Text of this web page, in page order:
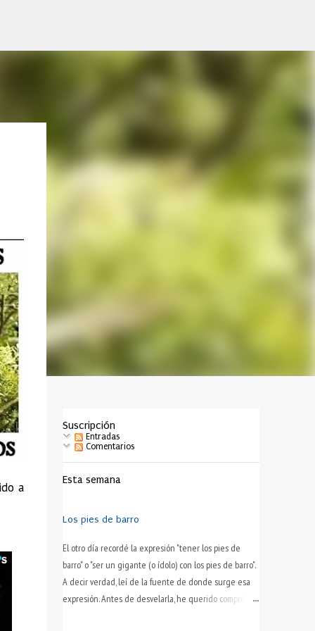
a
Suscripción
Entradas
Comentarios
Esta semana
Los pies de barro
El otro día recordé la expresión "tener los pies de
barro" o "ser un gigante (o ídolo) con los pies de barro".
A decir verdad, leí de la fuente de donde surge esa
expresión. Antes de desvelarla, he querido comprobar